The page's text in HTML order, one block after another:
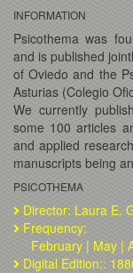
INFORMATION
Psicothema was
and is published
of Oviedo and the
Asturias (Colegio
We currently
some 100 articles
and applied
manuscripts being
PSICOTHEMA
Director: Laura E.
Frequency:
February | May |
Digital Edition::